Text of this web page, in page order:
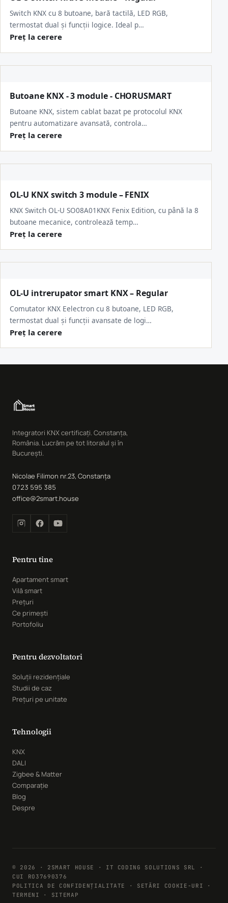
Switch KNX cu 8 butoane, bară tactilă, LED RGB,
termostat dual și funcții logice. Ideal p…
Preț la cerere
Butoane KNX - 3 module - CHORUSMART
Butoane KNX, sistem cablat bazat pe protocolul KNX
pentru automatizare avansată, controla…
Preț la cerere
OL-U KNX switch 3 module – FENIX
KNX Switch OL-U SO08A01KNX Fenix Edition, cu până la 8
butoane mecanice, controlează temp…
Preț la cerere
OL-U intrerupator smart KNX – Regular
Comutator KNX Eelectron cu 8 butoane, LED RGB,
termostat dual și funcții avansate de logi…
Preț la cerere
Integratori KNX certificați. Constanța,
România. Lucrăm pe tot litoralul și în
București.
Nicolae Filimon nr.23, Constanța
0723 595 385
office@2smart.house
Pentru tine
Apartament smart
Vilă smart
Prețuri
Ce primești
Portofoliu
Pentru dezvoltatori
Soluții rezidențiale
Studii de caz
Prețuri pe unitate
Tehnologii
KNX
DALI
Zigbee & Matter
Comparație
Blog
Despre
© 2026 · 2SMART HOUSE · IT CODING SOLUTIONS SRL ·
CUI RO37690376
POLITICA DE CONFIDENȚIALITATE
· SETĂRI COOKIE-URI ·
TERMENI · SITEMAP